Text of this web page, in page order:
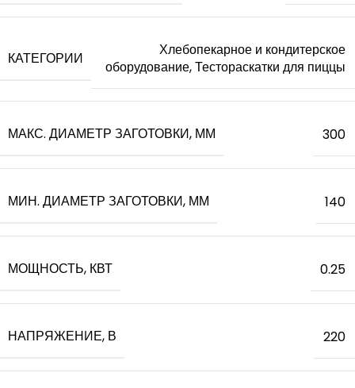
КАТЕГОРИИ
Хлебопекарное и кондитерское
оборудование, Тестораскатки для пиццы
МАКС. ДИАМЕТР ЗАГОТОВКИ, ММ 300
МИН. ДИАМЕТР ЗАГОТОВКИ, ММ 140
МОЩНОСТЬ, КВТ 0.25
НАПРЯЖЕНИЕ, В 220